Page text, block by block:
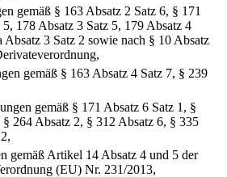
gemäß § 163 Absatz 2 Satz 6, § 171
5, 178 Absatz 3 Satz 5, 179 Absatz 4
Absatz 3 Satz 2 sowie nach § 10 Absatz
gemäß § 163 Absatz 4 Satz 7, § 239
gemäß § 171 Absatz 6 Satz 1, §
§ 264 Absatz 2, § 312 Absatz 6, § 335
gemäß Artikel 14 Absatz 4 und 5 der
(EU) Nr. 231/2013,